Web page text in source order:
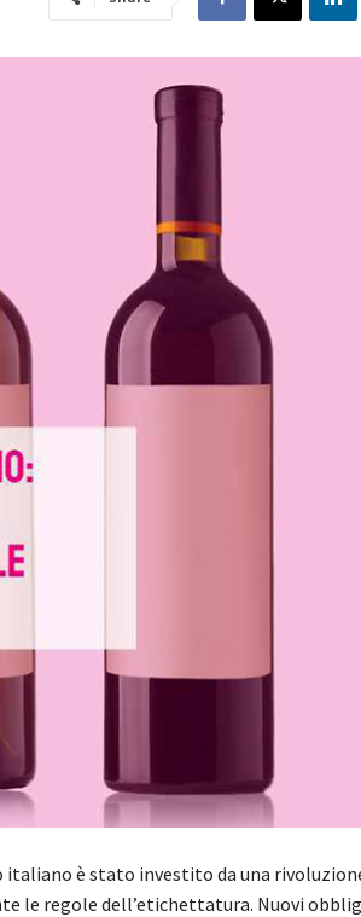
italiano è stato investito da una
le regole dell’etichettatura. Nuovi